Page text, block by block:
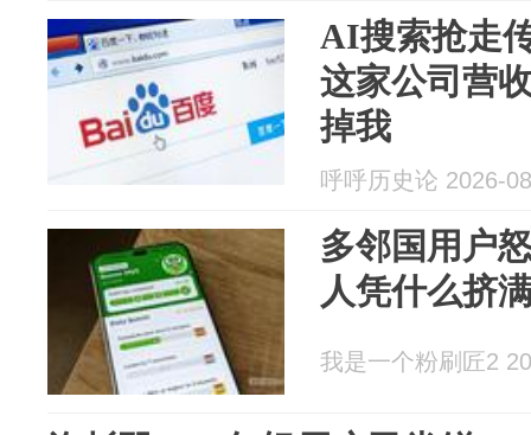
AI搜索抢走
这家公司营
掉我
呼呼历史论 2026-
多邻国用户
人凭什么挤
我是一个粉刷匠2